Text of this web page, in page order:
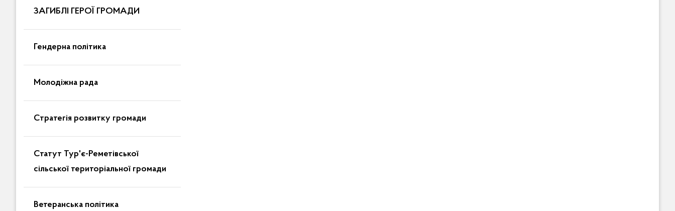
ЗАГИБЛІ ГЕРОЇ ГРОМАДИ
Гендерна політика
Молодіжна рада
Стратегія розвитку громади
Статут Тур'є-Реметівської
сільської територіальної громади
Ветеранська політика